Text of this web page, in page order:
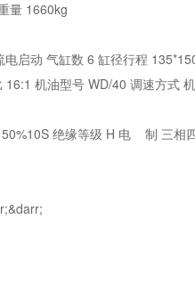
量 1660kg
启动 气缸数 6 缸径行程
机油型号 WD/40 调速方式
绝缘等级 H 电 制 三相